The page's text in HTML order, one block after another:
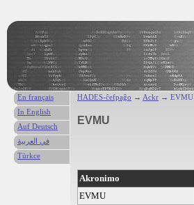
HADES-ĉefpaĝo → Ackr → EVMU
EVMU
Akronimo
EVMU
En français
In English
Auf Deutsch
في العربية
Türkce